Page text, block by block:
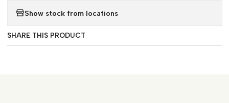
Show stock from locations
SHARE THIS PRODUCT